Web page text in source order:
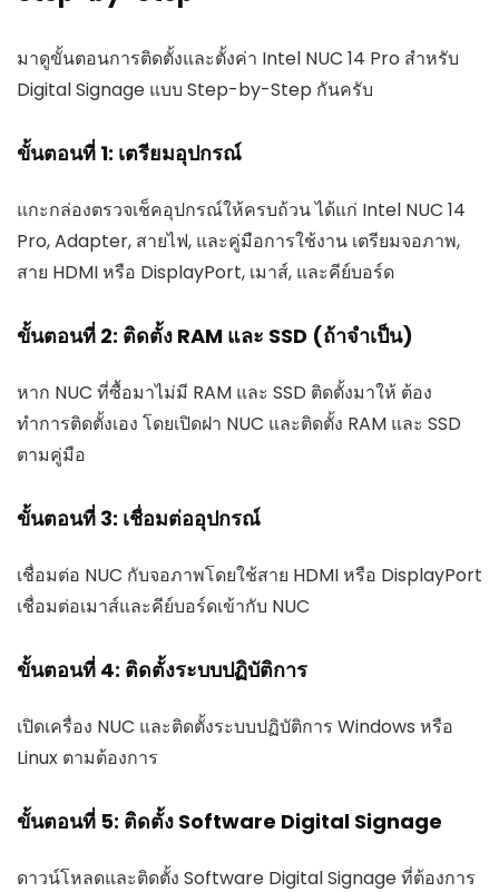
มาดูขั้นตอนการติดตั้งและตั้งค่า Intel NUC 14 Pro สำหรับ
Digital Signage แบบ Step-by-Step กันครับ
ขั้นตอนที่ 1: เตรียมอุปกรณ์
แกะกล่องตรวจเช็คอุปกรณ์ให้ครบถ้วน ได้แก่ Intel NUC 14
Pro, Adapter, สายไฟ, และคู่มือการใช้งาน เตรียมจอภาพ,
สาย HDMI หรือ DisplayPort, เมาส์, และคีย์บอร์ด
ขั้นตอนที่ 2: ติดตั้ง RAM และ SSD (ถ้าจำเป็น)
หาก NUC ที่ซื้อมาไม่มี RAM และ SSD ติดตั้งมาให้ ต้อง
ทำการติดตั้งเอง โดยเปิดฝา NUC และติดตั้ง RAM และ SSD
ตามคู่มือ
ขั้นตอนที่ 3: เชื่อมต่ออุปกรณ์
เชื่อมต่อ NUC กับจอภาพโดยใช้สาย HDMI หรือ DisplayPort
เชื่อมต่อเมาส์และคีย์บอร์ดเข้ากับ NUC
ขั้นตอนที่ 4: ติดตั้งระบบปฏิบัติการ
เปิดเครื่อง NUC และติดตั้งระบบปฏิบัติการ Windows หรือ
Linux ตามต้องการ
ขั้นตอนที่ 5: ติดตั้ง Software Digital Signage
ดาวน์โหลดและติดตั้ง Software Digital Signage ที่ต้องการ